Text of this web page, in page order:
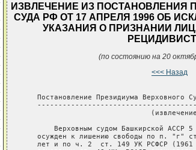
ИЗВЛЕЧЕНИЕ ИЗ ПОСТАНОВЛЕНИЯ
СУДА РФ ОТ 17 АПРЕЛЯ 1996 ОБ
УКАЗАНИЯ О ПРИЗНАНИИ
(по состоянию на 20
<<< Назад
Постановление Президиума Верховного
Верховным судом Башкирской АССР
осужден к лишению свободы по п. "г"
лет и по ч. 2  ст. 149 УК РСФСР